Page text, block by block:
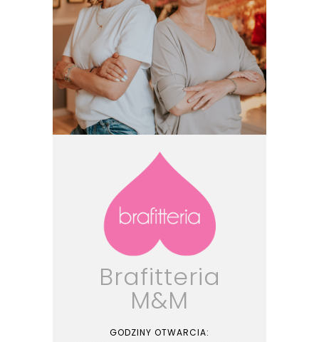
Brafitteria
M&M
GODZINY OTWARCIA: